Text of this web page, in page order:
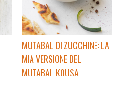
MUTABAL DI ZUCCHINE: LA
MIA VERSIONE DEL
MUTABAL KOUSA